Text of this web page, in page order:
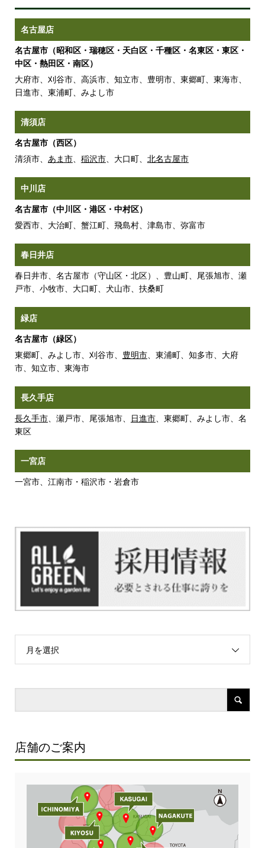
名古屋店
名古屋市（昭和区・瑞穂区・天白区・千種区・名東区・東区・
中区・熱田区・南区）
大府市、刈谷市、高浜市、知立市、豊明市、東郷町、東海市、
日進市、東浦町、みよし市
清須店
名古屋市（西区）
清須市、 あま市、 稲沢市、大口町、 北名古屋市
中川店
名古屋市（中川区・港区・中村区）
愛西市、大治町、蟹江町、飛島村、津島市、弥富市
春日井店
春日井市、名古屋市（守山区・北区）、豊山町、尾張旭市、瀬
戸市、小牧市、大口町、犬山市、扶桑町
緑店
名古屋市（緑区）
東郷町、みよし市、刈谷市、 豊明市、東浦町、知多市、大府
市、知立市、東海市
長久手店
長久手市、瀬戸市、尾張旭市、 日進市、東郷町、みよし市、名
東区
一宮店
一宮市、江南市・稲沢市・岩倉市
月を選択
店舗のご案内